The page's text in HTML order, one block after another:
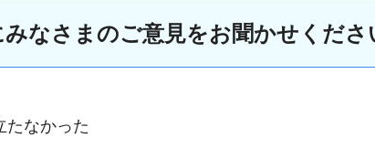
なさまのご意見をお聞かせくださ
たなかった